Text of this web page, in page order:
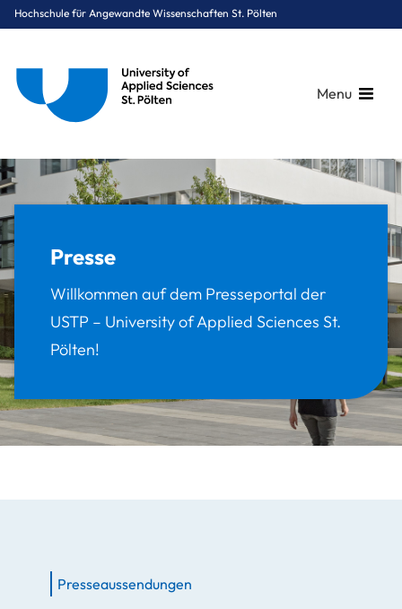
Hochschule für Angewandte Wissenschaften St. Pölten
Menu
You are here:
Presse
Willkommen auf dem Presseportal der
USTP – University of Applied Sciences St.
Pölten!
Presseaussendungen